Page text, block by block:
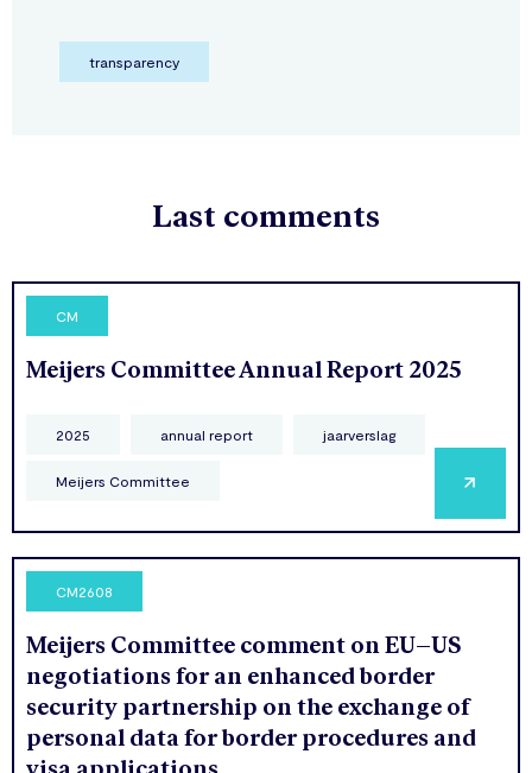
transparency
Last comments
CM
Meijers Committee Annual Report 2025
2025 annual report jaarverslag
Meijers Committee
CM2608
Meijers Committee comment on EU–US
negotiations for an enhanced border
security partnership on the exchange of
personal data for border procedures and